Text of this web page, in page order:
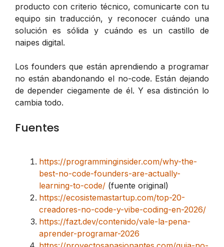
producto con criterio técnico, comunicarte con tu
equipo sin traducción, y reconocer cuándo una
solución es sólida y cuándo es un castillo de
naipes digital.
Los founders que están aprendiendo a programar
no están abandonando el no-code. Están dejando
de depender ciegamente de él. Y esa distinción lo
cambia todo.
Fuentes
https://programminginsider.com/why-the-
best-no-code-founders-are-actually-
learning-to-code/ (fuente original)
https://ecosistemastartup.com/top-20-
creadores-no-code-y-vibe-coding-en-2026/
https://fazt.dev/contenido/vale-la-pena-
aprender-programar-2026